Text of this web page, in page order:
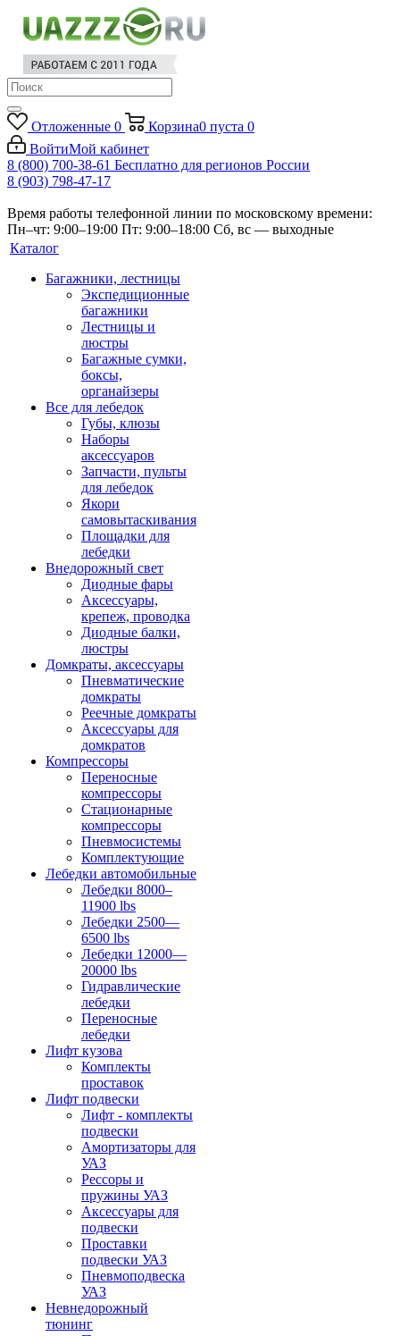
Отложенные 0 Корзина0 пуста 0
ВойтиМой кабинет
8 (800) 700-38-61 Бесплатно для регионов России
8 (903) 798-47-17
Время работы телефонной линии по московскому времени:
Пн–чт: 9:00–19:00 Пт: 9:00–18:00 Сб, вс — выходные
Каталог
Багажники, лестницы
Экспедиционные
багажники
Лестницы и
люстры
Багажные сумки,
боксы,
органайзеры
Все для лебедок
Губы, клюзы
Наборы
аксессуаров
Запчасти, пульты
для лебедок
Якори
самовытаскивания
Площадки для
лебедки
Внедорожный свет
Диодные фары
Аксессуары,
крепеж, проводка
Диодные балки,
люстры
Домкраты, аксессуары
Пневматические
домкраты
Реечные домкраты
Аксессуары для
домкратов
Компрессоры
Переносные
компрессоры
Стационарные
компрессоры
Пневмосистемы
Комплектующие
Лебедки автомобильные
Лебедки 8000–
11900 lbs
Лебедки 2500—
6500 lbs
Лебедки 12000—
20000 lbs
Гидравлические
лебедки
Переносные
лебедки
Лифт кузова
Комплекты
проставок
Лифт подвески
Лифт - комплекты
подвески
Амортизаторы для
УАЗ
Рессоры и
пружины УАЗ
Аксессуары для
подвески
Проставки
подвески УАЗ
Пневмоподвеска
УАЗ
Невнедорожный
тюнинг